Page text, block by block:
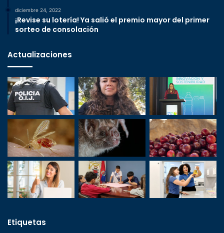
diciembre 24, 2022
¡Revise su lotería! Ya salió el premio mayor del primer
sorteo de consolación
Actualizaciones
Etiquetas